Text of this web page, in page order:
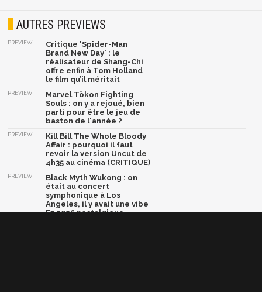
AUTRES PREVIEWS
PREVIEW
Critique 'Spider-Man
Brand New Day' : le
réalisateur de Shang-Chi
offre enfin à Tom Holland
le film qu’il méritait
PREVIEW
Marvel Tōkon Fighting
Souls : on y a rejoué, bien
parti pour être le jeu de
baston de l'année ?
PREVIEW
Kill Bill The Whole Bloody
Affair : pourquoi il faut
revoir la version Uncut de
4h35 au cinéma (CRITIQUE)
PREVIEW
Black Myth Wukong : on
était au concert
symphonique à Los
Angeles, il y avait une vibe
E3 2026 nostalgique